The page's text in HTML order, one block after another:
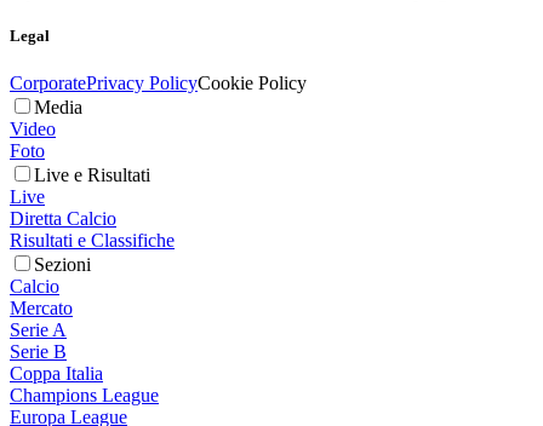
Legal
CorporatePrivacy PolicyCookie Policy
Media
Video
Foto
Live e Risultati
Live
Diretta Calcio
Risultati e Classifiche
Sezioni
Calcio
Mercato
Serie A
Serie B
Coppa Italia
Champions League
Europa League